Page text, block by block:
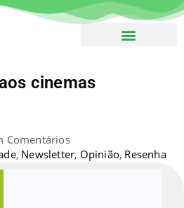
cinemas
Comentários
, Newsletter, Opinião, Resenha